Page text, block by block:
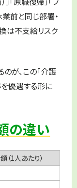
前と同じ部署・
は不支給リスク
が、この「介護
優遇する形に
の違い
（1人あたり）